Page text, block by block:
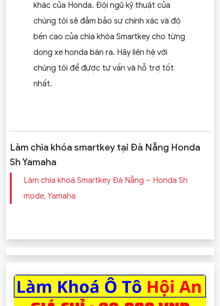
khác của Honda. Đội ngũ kỹ thuật của
chúng tôi sẽ đảm bảo sự chính xác và độ
bền cao của chìa khóa Smartkey cho từng
dong xe honda bán ra. Hãy liên hệ với
chúng tôi để được tư vấn và hỗ trợ tốt
nhất.
Làm chìa khóa smartkey tại Đà Nẵng Honda
Sh Yamaha
Làm chìa khoá Smartkey Đà Nẵng – Honda Sh
mode, Yamaha